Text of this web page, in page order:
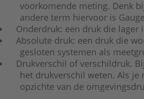
voorkomende meting. Denk
andere term hiervoor is
Onderdruk: een druk die lager
Absolute druk: een druk die
gesloten systemen als
Drukverschil of verschildruk.
het drukverschil weten. Als
opzichte van de